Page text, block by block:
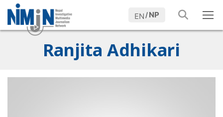
EN /NP
Ranjita Adhikari